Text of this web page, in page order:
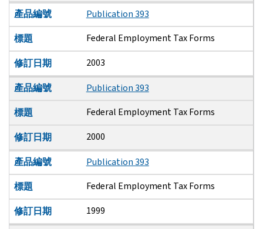
產品編號
Publication 393
標題
Federal Employment Tax Forms
修訂日期 2003
產品編號
Publication 393
標題
Federal Employment Tax Forms
修訂日期 2000
產品編號
Publication 393
標題
Federal Employment Tax Forms
修訂日期 1999